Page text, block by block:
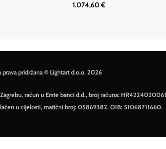
1.074,60€
prava pridržana © Lightart d.o.o. 2026
račun u Erste banci d.d., broj računa:
u cijelosti, matični broj: 05869382, OIB: 51068711660.